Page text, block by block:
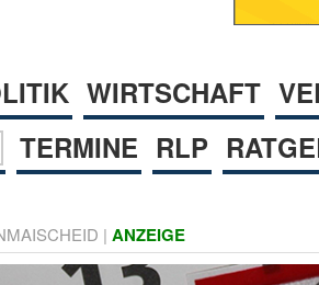
WIRTSCHAFT
TERMINE RLP
| ANZEIGE